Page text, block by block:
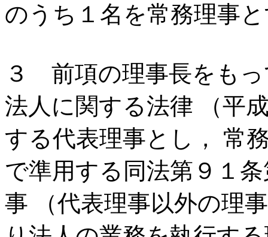
のうち１名を常務理事
３ 前項の理事長をもっ
法人に関する法律 （平
する代表理事とし， 常
で準用する同法第９１
事 （代表理事以外の理